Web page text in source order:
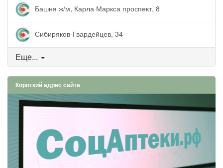
Башня ж/м, Карла Маркса проспект, 8
Сибиряков-Гвардейцев, 34
Еще...
Короткий адрес сайта